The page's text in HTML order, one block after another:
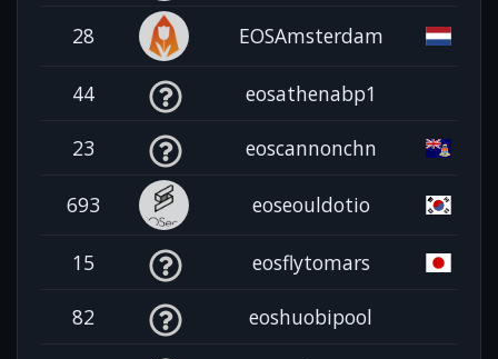
28 EOSAmsterdam
44 eosathenabp1
23 eoscannonchn
693 eoseouldotio
15 eosflytomars
82 eoshuobipool